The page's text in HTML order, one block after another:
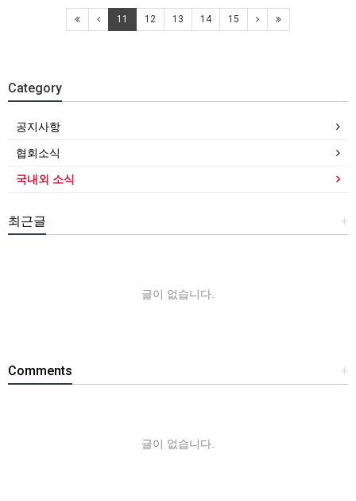
11 12 13 14 15
Category
공지사항
협회소식
국내외 소식
+
최근글
글이 없습니다.
+
Comments
글이 없습니다.